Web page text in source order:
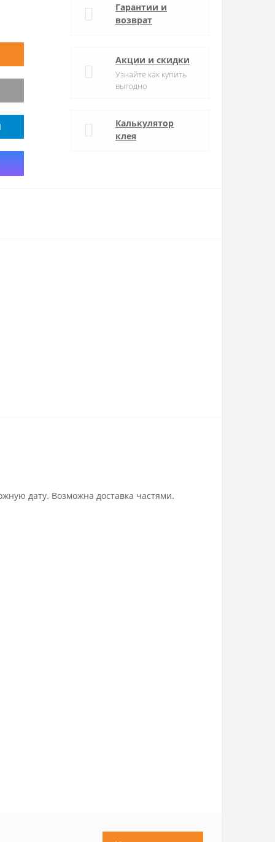
Гарантии и
возврат
Акции и скидки
Узнайте как купить
выгодно
Калькулятор
клея
дату. Возможна доставка частями.